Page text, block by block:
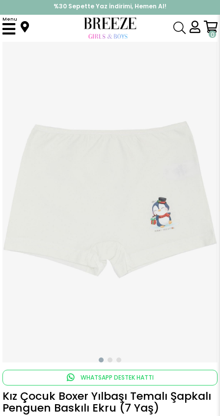
%30 Sepette Yaz İndirimi, Hemen Al!
İndirimlere ek %10 İndirimi Kap, Hemen Üye Ol!
0
Menu
Anasayfa Pijama & İç Giyim KIZ İç Giyim Kız Çocuk Boxer Yılbaşı Temalı Şapkalı Penguen Baskılı Ekru (7 Yaş)
WHATSAPP DESTEK HATTI
Kız Çocuk Boxer Yılbaşı Temalı Şapkalı
Penguen Baskılı Ekru (7 Yaş)